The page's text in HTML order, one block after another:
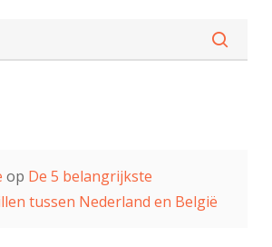
op De 5 belangrijkste
tussen Nederland en België